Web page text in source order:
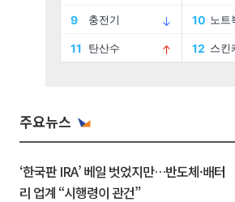
주요뉴스
‘한국판 IRA’ 베일 벗었지만…반도체·배터
리 업계 “시행령이 관건”